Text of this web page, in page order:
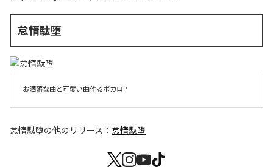
怠惰駄堕
お洒落な曲と可愛い曲作るボカロP
怠惰駄堕の他のリリース： 怠惰駄堕